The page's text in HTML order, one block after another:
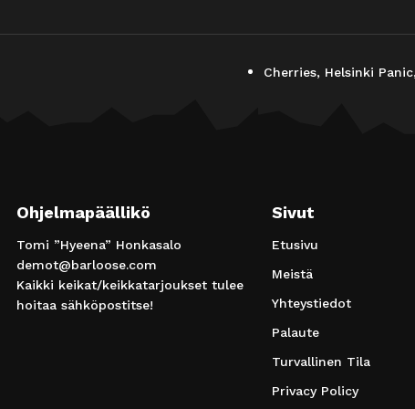
Cherries, Helsinki
Ohjelmapäällikö
Tomi ”Hyeena” Honkasalo
demot@barloose.com
Kaikki keikat/keikkatarjoukset tulee
hoitaa sähköpostitse!
Sivut
Etusivu
Meistä
Yhteystiedot
Palaute
Turvallinen Tila
Privacy Policy